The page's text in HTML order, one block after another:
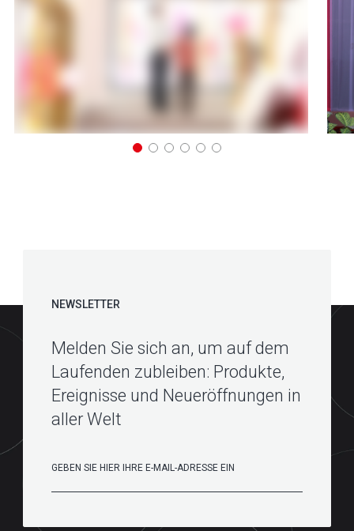
NEWSLETTER
Melden Sie sich an, um auf dem
Laufenden zubleiben: Produkte,
Ereignisse und Neueröffnungen in
aller Welt